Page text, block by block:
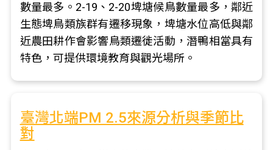
數量最多。2-19、2-20埤塘候鳥數量最多，鄰近
生態埤鳥類族群有遷移現象，埤塘水位高低與鄰
近農田耕作會影響鳥類遷徙活動，潛鴨相當具有
特色，可提供環境教育與觀光場所。
臺灣北端PM 2.5來源分析與季節比
對